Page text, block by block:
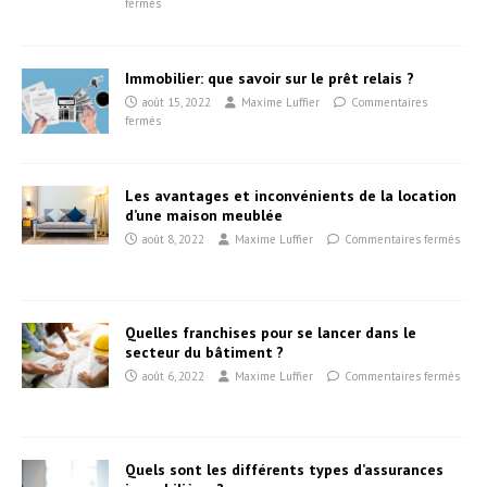
fermés
Immobilier: que savoir sur le prêt relais ?
août 15, 2022 Maxime Luffier
Commentaires
fermés
Les avantages et inconvénients de la location
d’une maison meublée
août 8, 2022 Maxime Luffier Commentaires fermés
Quelles franchises pour se lancer dans le
secteur du bâtiment ?
août 6, 2022 Maxime Luffier Commentaires fermés
Quels sont les différents types d’assurances